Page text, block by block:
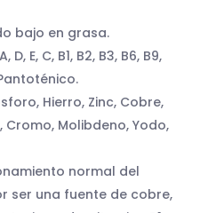
bajo en grasa.
E, C, B1, B2, B3, B6, B9,
Hierro, Zinc, Cobre,
Cromo, Molibdeno, Yodo,
normal del
ser una fuente de cobre,